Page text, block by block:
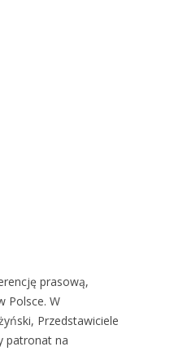
prasową,
Polsce. W
Przedstawiciele
patronat na